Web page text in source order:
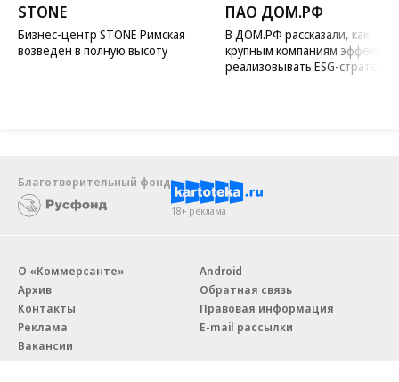
STONE
Бизнес-центр STONE Римская
возведен в полную высоту
ПАО ДОМ.РФ
В ДОМ.РФ рассказали, как
крупным компаниям
реализовывать ESG-стратегию
Благотворительный фонд
18+ реклама
О «Коммерсанте»
Архив
Контакты
Реклама
Вакансии
Android
Обратная связь
Правовая информация
E-mail рассылки